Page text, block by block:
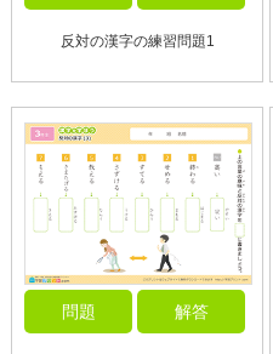
反対の漢字の練習問題1
問題 解答